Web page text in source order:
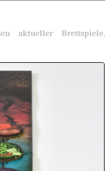
aktueller Brettspiele,